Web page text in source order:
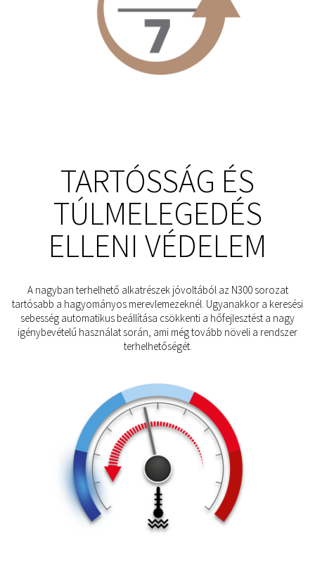
TARTÓSSÁG ÉS
TÚLMELEGEDÉS
ELLENI VÉDELEM
A nagyban terhelhető alkatrészek jóvoltából az N300 sorozat
tartósabb a hagyományos merevlemezeknél. Ugyanakkor a keresési
sebesség automatikus beállítása csökkenti a hőfejlesztést a nagy
igénybevételű használat során, ami még tovább növeli a rendszer
terhelhetőségét.